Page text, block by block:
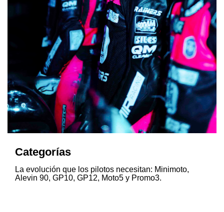
Categorías
La evolución que los pilotos necesitan: Minimoto,
Alevin 90, GP10, GP12, Moto5 y Promo3.